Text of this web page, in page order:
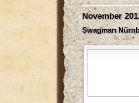
November
Swagman